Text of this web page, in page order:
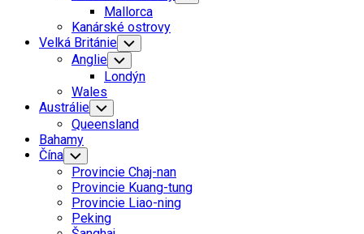
Child
Mallorca
Kanárské ostrovy
Velká Británie Toggle
Child
Menu
Anglie Toggle
Child
Menu
Londýn
Wales
Austrálie Toggle
Child
Menu
Queensland
Bahamy
Čína Toggle
Child
Menu
Provincie Chaj-nan
Provincie Kuang-tung
Provincie Liao-ning
Peking